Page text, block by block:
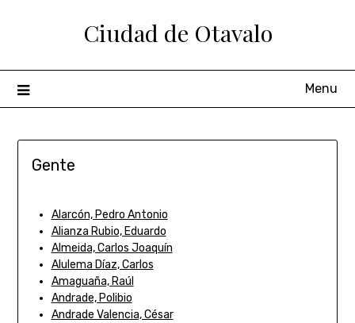
Ciudad de Otavalo
Menu
Gente
Alarcón, Pedro Antonio
Alianza Rubio, Eduardo
Almeida, Carlos Joaquín
Alulema Díaz, Carlos
Amaguaña, Raúl
Andrade, Polibio
Andrade Valencia, César